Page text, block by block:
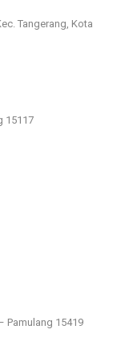
Tangerang, Kota
15117
Pamulang 15419